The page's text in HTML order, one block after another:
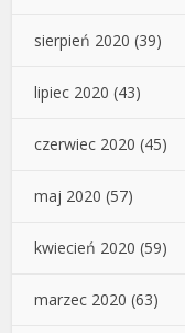
sierpień 2020 (39)
lipiec 2020 (43)
czerwiec 2020 (45)
maj 2020 (57)
kwiecień 2020 (59)
marzec 2020 (63)